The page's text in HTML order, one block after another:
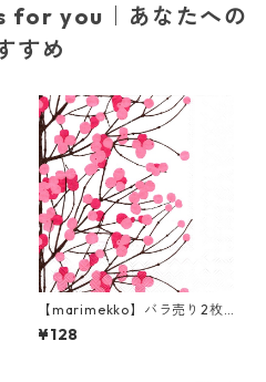
for you｜あなたへの
すめ
【marimekko】バラ売り2枚
ランチサイズ ペーパーナプキ
ン LUMIMARJA ホワイト×ピ
¥128